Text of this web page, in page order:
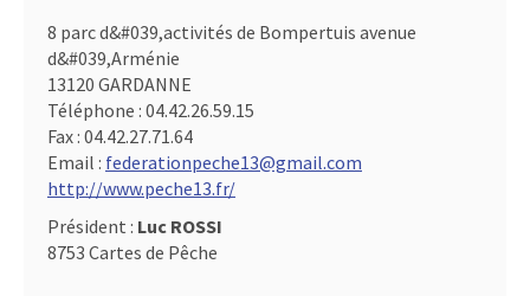
8 parc d&#039,activités de Bompertuis avenue
d&#039,Arménie
13120 GARDANNE
Téléphone : 04.42.26.59.15
Fax : 04.42.27.71.64
Email : federationpeche13@gmail.com
http://www.peche13.fr/
Président : Luc ROSSI
8753 Cartes de Pêche